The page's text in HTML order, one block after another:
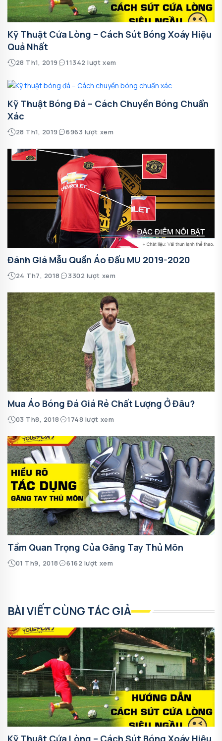
Kỹ Thuật Cứa Lòng – Cách Sút Bóng Xoáy Hiệu
Quả Nhất
28 Th1, 2019 11342 lượt xem
Kỹ Thuật Bóng Đá – Cách Chuyền Bóng Chuẩn
Xác
28 Th1, 2019 6963 lượt xem
Đánh Giá Mẫu Quần Áo Đấu MU 2019-2020
24 Th7, 2018 3302 lượt xem
Mua Áo Bóng Đá Giá Rẻ Chất Lượng Ở Đâu?
03 Th8, 2018 1748 lượt xem
Tầm Quan Trọng Của Găng Tay Thủ Môn
01 Th9, 2018 6162 lượt xem
BÀI VIẾT CÙNG TÁC GIẢ